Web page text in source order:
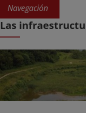
Navegación
Las